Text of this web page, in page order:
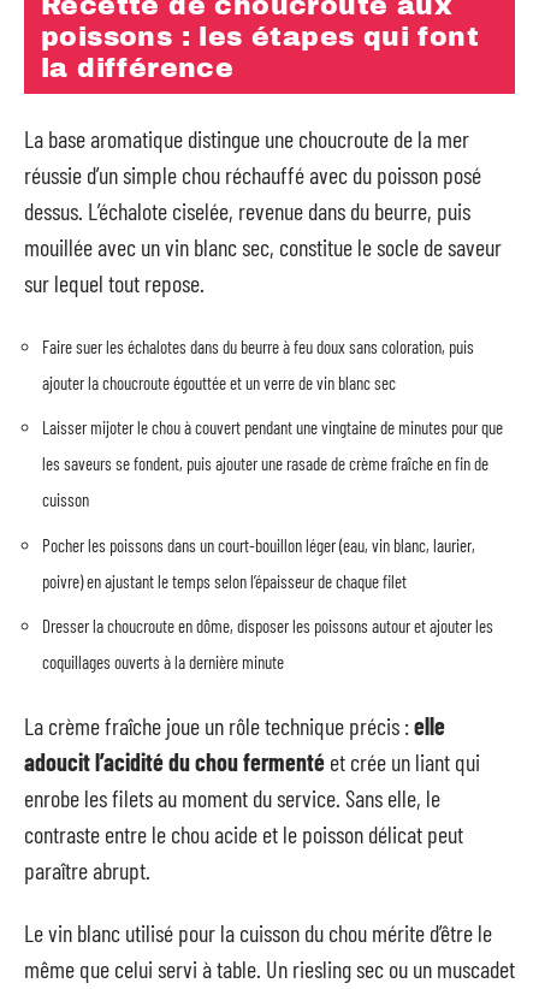
poissons : les étapes qui font
la différence
La base aromatique distingue une choucroute de la mer
réussie d’un simple chou réchauffé avec du poisson posé
dessus. L’échalote ciselée, revenue dans du beurre, puis
mouillée avec un vin blanc sec, constitue le socle de saveur
sur lequel tout repose.
Faire suer les échalotes dans du beurre à feu doux sans coloration, puis
ajouter la choucroute égouttée et un verre de vin blanc sec
Laisser mijoter le chou à couvert pendant une vingtaine de minutes pour que
les saveurs se fondent, puis ajouter une rasade de crème fraîche en fin de
cuisson
Pocher les poissons dans un court-bouillon léger (eau, vin blanc, laurier,
poivre) en ajustant le temps selon l’épaisseur de chaque filet
Dresser la choucroute en dôme, disposer les poissons autour et ajouter les
coquillages ouverts à la dernière minute
La crème fraîche joue un rôle technique précis :elle
adoucit l’acidité du chou fermenté et crée un liant qui
enrobe les filets au moment du service. Sans elle, le
contraste entre le chou acide et le poisson délicat peut
paraître abrupt.
Le vin blanc utilisé pour la cuisson du chou mérite d’être le
même que celui servi à table. Un riesling sec ou un muscadet